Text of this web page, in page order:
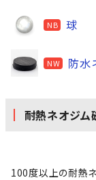
NB 球
NW 防水
耐熱ネオジム
100度以上の耐熱